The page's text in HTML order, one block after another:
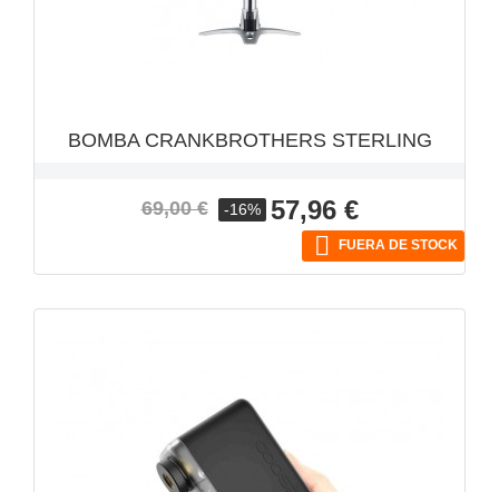
BOMBA CRANKBROTHERS STERLING
Precio
69,00 € -16% Precio
57,96 €
 FUERA DE STOCK